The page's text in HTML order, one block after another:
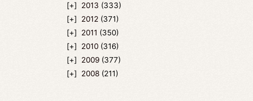
2013 (333)
2012 (371)
2011 (350)
2010 (316)
2009 (377)
2008 (211)